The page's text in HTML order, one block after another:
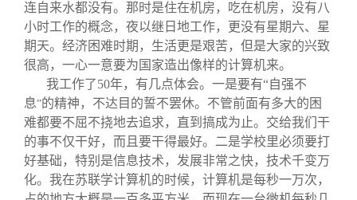
连自来水都没有。那时是住在机房，吃在机房，没有八
小时工作的概念，夜以继日地工作，更没有星期六、星
期天。经济困难时期，生活更是艰苦，但是大家的兴致
很高，一心一意要为国家造出像样的计算机来。
我工作了50年，有几点体会。一是要有“自强不
息”的精神，不达目的誓不罢休。不管前面有多大的困
难都要不屈不挠地去追求，直到搞成为止。交给我们干
的事不仅干好，而且要干得最好。二是学校里必须要打
好基础，特别是信息技术，发展非常之快，技术千变万
化。我在苏联学计算机的时候，计算机是每秒一万次，